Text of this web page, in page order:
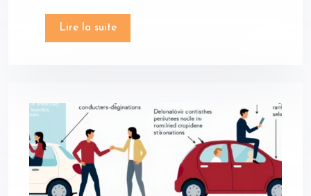
Lire la suite